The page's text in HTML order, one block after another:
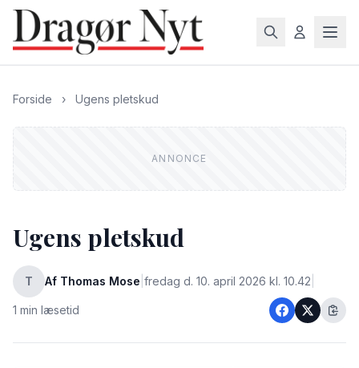
Forside › Ugens pletskud
Ugens pletskud
T Af Thomas Mose fredag d. 10. april 2026 kl. 10.42
1 min læsetid